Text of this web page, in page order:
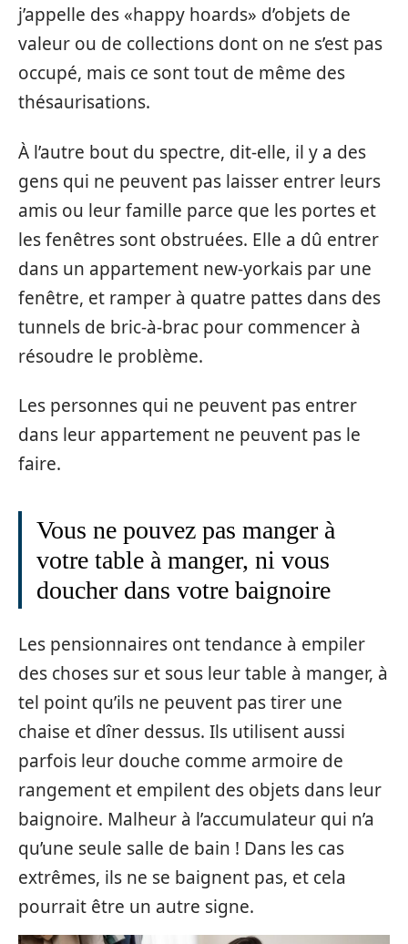
j’appelle des «happy hoards» d’objets de
valeur ou de collections dont on ne s’est pas
occupé, mais ce sont tout de même des
thésaurisations.
À l’autre bout du spectre, dit-elle, il y a des
gens qui ne peuvent pas laisser entrer leurs
amis ou leur famille parce que les portes et
les fenêtres sont obstruées. Elle a dû entrer
dans un appartement new-yorkais par une
fenêtre, et ramper à quatre pattes dans des
tunnels de bric-à-brac pour commencer à
résoudre le problème.
Les personnes qui ne peuvent pas entrer
dans leur appartement ne peuvent pas le
faire.
Vous ne pouvez pas manger à
votre table à manger, ni vous
doucher dans votre baignoire
Les pensionnaires ont tendance à empiler
des choses sur et sous leur table à manger, à
tel point qu’ils ne peuvent pas tirer une
chaise et dîner dessus. Ils utilisent aussi
parfois leur douche comme armoire de
rangement et empilent des objets dans leur
baignoire. Malheur à l’accumulateur qui n’a
qu’une seule salle de bain ! Dans les cas
extrêmes, ils ne se baignent pas, et cela
pourrait être un autre signe.